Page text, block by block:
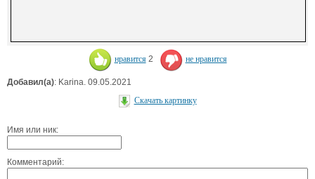
нравится 2 не нравится
Добавил(а): Karina. 09.05.2021
Скачать картинку
Имя или ник:
Комментарий: